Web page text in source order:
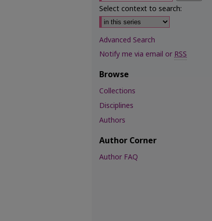
Select context to search:
Advanced Search
Notify me via email orRSS
Browse
Collections
Disciplines
Authors
Author Corner
Author FAQ